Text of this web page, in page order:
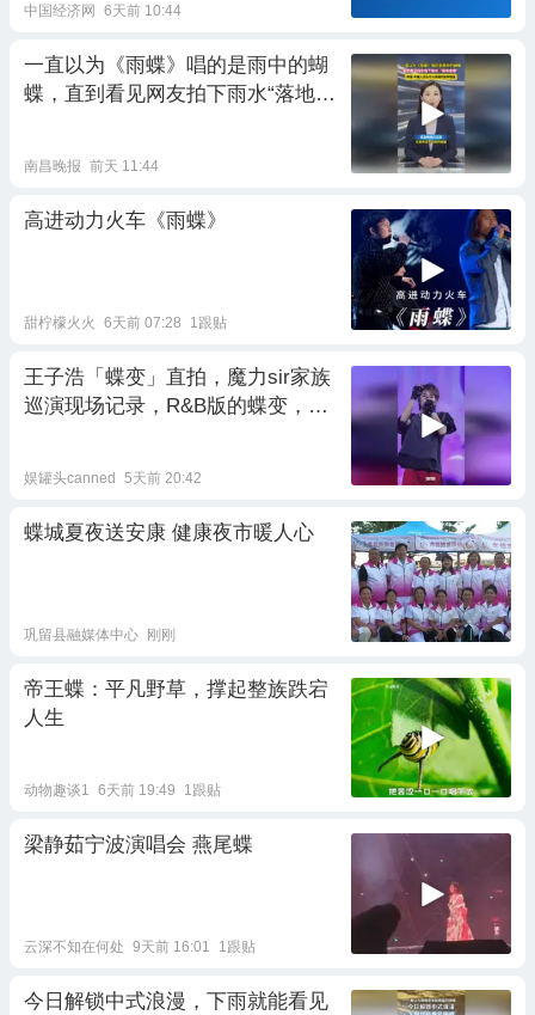
中国经济网 6天前 10:44
一直以为《雨蝶》唱的是雨中的蝴
蝶，直到看见网友拍下雨水“落地成
南昌晚报 前天 11:44
高进动力火车《雨蝶》
甜柠檬火火 6天前 07:28 1跟贴
王子浩「蝶变」直拍，魔力sir家族
巡演现场记录，R&B版的蝶变，超
娱罐头canned 5天前 20:42
蝶城夏夜送安康 健康夜市暖人心
巩留县融媒体中心 刚刚
帝王蝶：平凡野草，撑起整族跌宕
人生
动物趣谈1 6天前 19:49 1跟贴
梁静茹宁波演唱会 燕尾蝶
云深不知在何处 9天前 16:01 1跟贴
今日解锁中式浪漫，下雨就能看见